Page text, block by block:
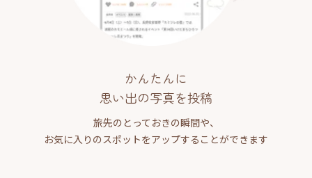
かんたんに
思い出の写真を投稿
旅先のとっておきの瞬間や、
お気に入りのスポットをアップすることができます